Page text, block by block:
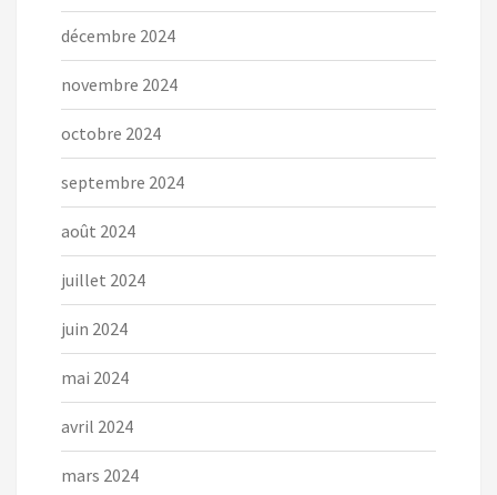
décembre 2024
novembre 2024
octobre 2024
septembre 2024
août 2024
juillet 2024
juin 2024
mai 2024
avril 2024
mars 2024